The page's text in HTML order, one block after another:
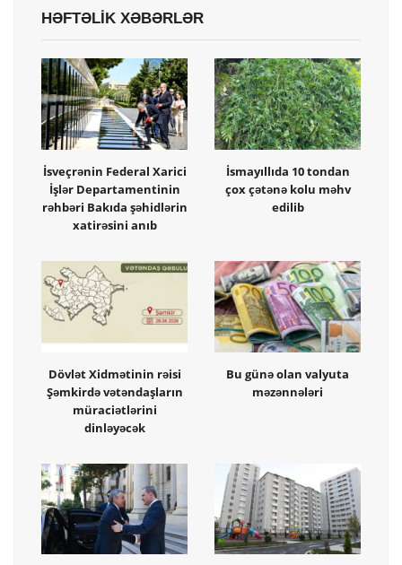
HƏFTƏLİK XƏBƏRLƏR
İsveçrənin Federal Xarici
İşlər Departamentinin
rəhbəri Bakıda şəhidlərin
xatirəsini anıb
İsmayıllıda 10 tondan
çox çətənə kolu məhv
edilib
Dövlət Xidmətinin rəisi
Şəmkirdə vətəndaşların
müraciətlərini
dinləyəcək
Bu günə olan valyuta
məzənnələri